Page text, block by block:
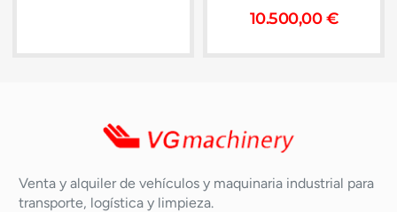
10.500,00€
Venta y alquiler de vehículos y maquinaria industrial para
transporte, logística y limpieza.